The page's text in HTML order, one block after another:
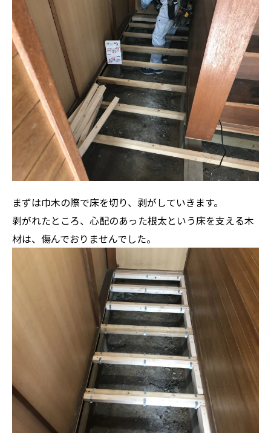
まずは巾木の際で床を切り、剥がしていきます。
剥がれたところ、心配のあった根太という床を支える木
材は、傷んでおりませんでした。